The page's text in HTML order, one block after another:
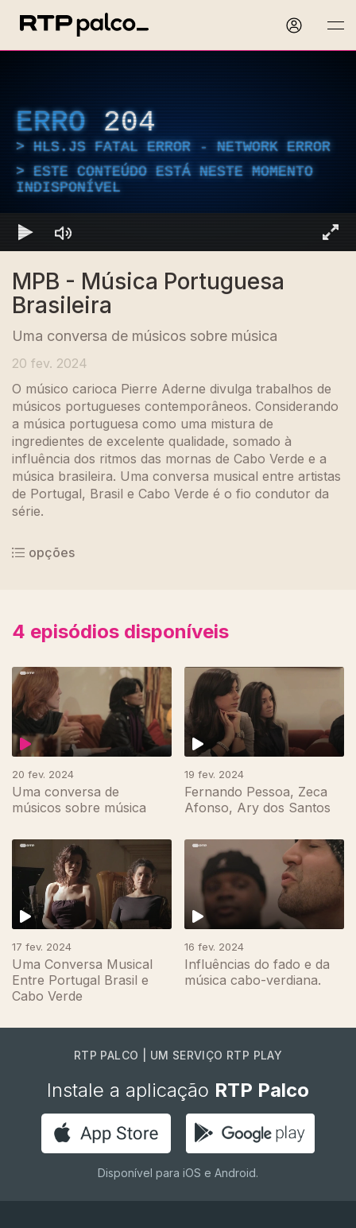
ERRO 204
HLS.JS FATAL ERROR - NETWORK ERROR
ESTE CONTEÚDO ESTÁ NESTE MOMENTO
INDISPONÍVEL
MPB - Música Portuguesa
Brasileira
Uma conversa de músicos sobre música
20 fev. 2024
O músico carioca Pierre Aderne divulga trabalhos de
músicos portugueses contemporâneos. Considerando
a música portuguesa como uma mistura de
ingredientes de excelente qualidade, somado à
influência dos ritmos das mornas de Cabo Verde e a
música brasileira. Uma conversa musical entre artistas
de Portugal, Brasil e Cabo Verde é o fio condutor da
série.
opções
4 episódios disponíveis
20 fev. 2024
Uma conversa de
músicos sobre música
19 fev. 2024
Fernando Pessoa, Zeca
Afonso, Ary dos Santos
17 fev. 2024
Uma Conversa Musical
Entre Portugal Brasil e
Cabo Verde
16 fev. 2024
Influências do fado e da
música cabo-verdiana.
748496
RTP PALCO | UM SERVIÇO RTP PLAY
Instale a aplicação RTP Palco
Disponível para iOS e Android.